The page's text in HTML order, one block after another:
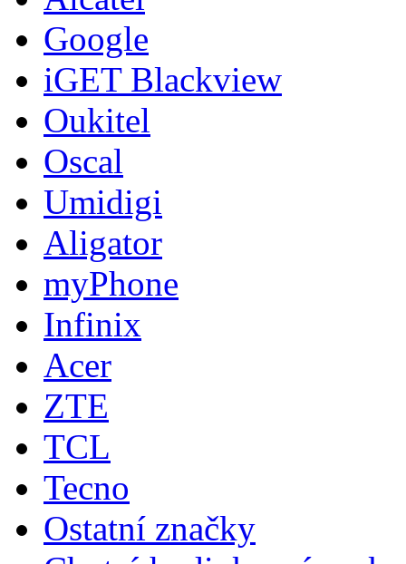
Google
iGET Blackview
Oukitel
Oscal
Umidigi
Aligator
myPhone
Infinix
Acer
ZTE
TCL
Tecno
Ostatní značky